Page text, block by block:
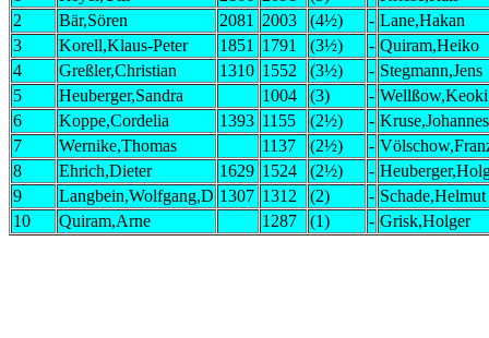
2
Bär,Sören 2081 2003 (4½) - Lane,Hakan
3
Korell,Klaus-Peter 1851 1791 (3½) - Quiram,Heiko
4
Greßler,Christian 1310 1552 (3½) - Stegmann,Jens
5
Heuberger,Sandra 1004 (3) - Wellßow,Keoki
6
Koppe,Cordelia 1393 1155 (2½) - Kruse,Johannes
7
Wernike,Thomas 1137 (2½) -
8
Ehrich,Dieter 1629 1524 (2½) -
9
Langbein,Wolfgang,D 1307 1312 (2) - Schade,Helmut
10
Quiram,Arne 1287 (1) - Grisk,Holger